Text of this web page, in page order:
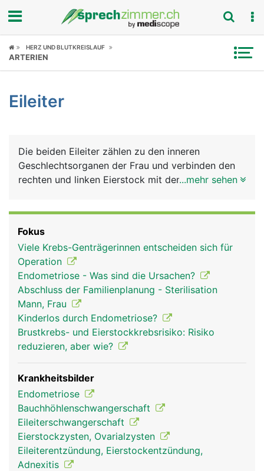
Fokus
Symptome
News
Rubriken
HERZ UND BLUTKREISLAUF
ARTERIEN
Eileiter
Die beiden Eileiter zählen zu den inneren
Geschlechtsorganen der Frau und verbinden den
rechten und linken Eierstock mit dem oberen Rand
langen Eileiter sind aber nicht im direkten Kontakt
mit den Eierstöcken sondern bilden eine Art
Trichter mit 1-2 Zentimeter langen Fransen
(Fimbrien). Bei der gebärfähigen Frau wird alle 4
Wochen von den Eierstöcken eine
befruchtungsfähige Eizelle ausgestossen, die vom
Trichter eines Eileiters aufgefangen und von den
Fimbrien in die Öffnung des jeweiligen Eileiters
weitergeleitet wird. Die Schleimhaut der Eileiter
besitzt feine Flimmerhärchen zum Transport der
Eizelle in die Gebärmutter. Falls zu diesem
Zeitpunkt männliche Spermien an Ort und Stelle
sind, erfolgt im Eileiter die Befruchtung der Eizelle.
...mehr sehen
Fokus
Viele Krebs-Genträgerinnen entscheiden sich für
Operation
Endometriose - Was sind die Ursachen?
Abschluss der Familienplanung - Sterilisation
Mann, Frau
Kinderlos durch Endometriose?
Brustkrebs- und Eierstockkrebsrisiko: Risiko
reduzieren, aber wie?
Krankheitsbilder
Endometriose
Bauchhöhlenschwangerschaft
Eileiterschwangerschaft
Eierstockzysten, Ovarialzysten
Eileiterentzündung, Eierstockentzündung,
Adnexitis